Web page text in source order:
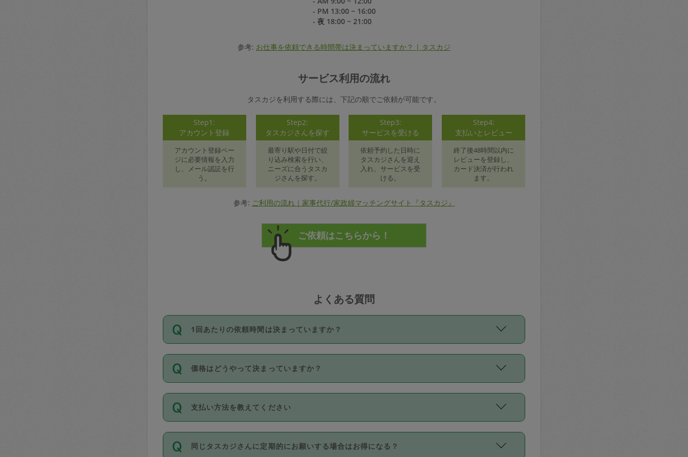
- PM 13:00 ~ 16:00
- 夜 18:00 ~ 21:00
参考: お仕事を依頼できる時間帯は決まっていますか？ | タスカジ
サービス利用の流れ
タスカジを利用する際には、下記の順でご依頼が可能です。
Step1:
アカウント登録
アカウント登録ペー
ジに必要情報を入力
し、メール認証を行
う。
Step2:
タスカジさんを探す
最寄り駅や日付で絞
り込み検索を行い、
ニーズに合うタスカ
ジさんを探す。
Step3:
サービスを受ける
依頼予約した日時に
タスカジさんを迎え
入れ、サービスを受
ける。
Step4:
支払いとレビュー
終了後48時間以内に
レビューを登録し、
カード決済が行われ
ます。
参考: ご利用の流れ｜家事代行/家政婦マッチングサイト『タスカジ』
よくある質問
1回あたりの依頼時間は決まっていますか？
依頼1回につき3時間固定です。3時間を超えて依頼したい場合は、延長機能をご利用くださ
い。機能をご利用いただくには、タスカジさんに事前に相談し、合意の上事前申請すること
が必要です。なお、3時間を下回っても、値引き等はございません。
価格はどうやって決まっていますか？
11種類の価格帯の中からタスカジさん自身が価格を選んで設定しています。
タスカジさんの価格設定には最初は制限があり、レビュー件数、レビューの平均値、などで
除々に設定可能な最高額が上がっていく仕組みになっています。
支払い方法を教えてください
お支払方法はクレジットカード（Visa／Master／JCB／AMERICAN EXPRESS／Diners
Club）のみとなります。
同じタスカジさんに定期的にお願いする場合はお得になる？